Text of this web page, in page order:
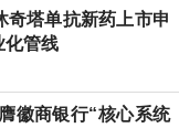
奇塔单抗新药上市申
化管线
徽商银行“核心系统